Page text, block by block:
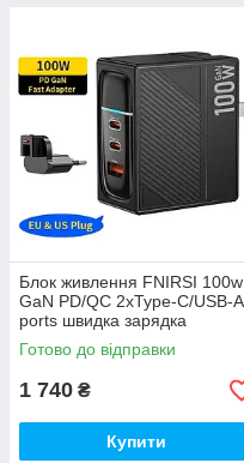
Блок живлення FNIRSI 100w
GaN PD/QC 2xType-C/USB-A
ports швидка зарядка
Готово до відправки
1 740 ₴
Купити